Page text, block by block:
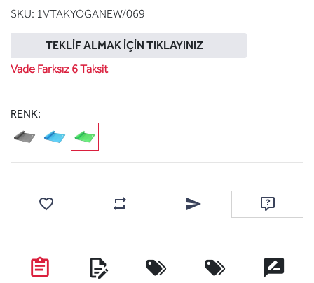
SKU: 1VTAKYOGANEW/069
TEKLIF ALMAK İÇIN TIKLAYINIZ
Vade Farksız 6 Taksit
RENK:
Karşılaştırma listesine ekleArkadaşına e-posta ile
Soru sor